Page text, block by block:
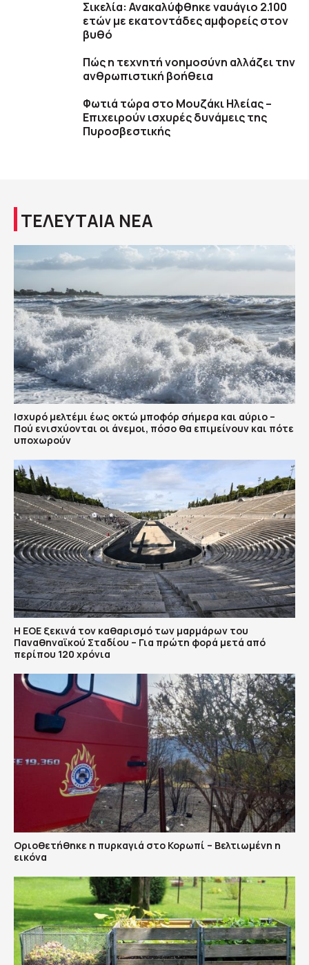
Σικελία: Ανακαλύφθηκε ναυάγιο 2.100
ετών με εκατοντάδες αμφορείς στον
βυθό
Πώς η τεχνητή νοημοσύνη αλλάζει την
ανθρωπιστική βοήθεια
Φωτιά τώρα στο Μουζάκι Ηλείας –
Επιχειρούν ισχυρές δυνάμεις της
Πυροσβεστικής
ΤΕΛΕΥΤΑΙΑ ΝΕΑ
Ισχυρό μελτέμι έως οκτώ μποφόρ σήμερα και αύριο –
Πού ενισχύονται οι άνεμοι, πόσο θα επιμείνουν και πότε
υποχωρούν
Η ΕΟΕ ξεκινά τον καθαρισμό των μαρμάρων του
Παναθηναϊκού Σταδίου – Για πρώτη φορά μετά από
περίπου 120 χρόνια
Οριοθετήθηκε η πυρκαγιά στο Κορωπί – Βελτιωμένη η
εικόνα